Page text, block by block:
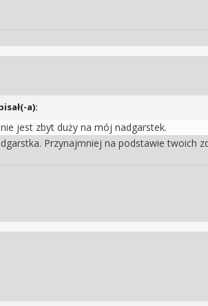
a):
jest zbyt duży na mój nadgarstek.
Przynajmniej na podstawie twoich